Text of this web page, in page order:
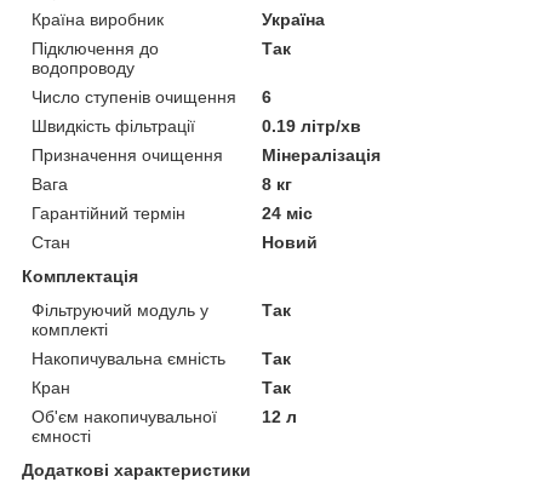
Країна виробник
Україна
Підключення до
водопроводу
Так
Число ступенів очищення
6
Швидкість фільтрації
0.19 літр/хв
Призначення очищення
Мінералізація
Вага
8 кг
Гарантійний термін
24 міс
Стан
Новий
Комплектація
Фільтруючий модуль у
комплекті
Так
Накопичувальна ємність
Так
Кран
Так
Об'єм накопичувальної
ємності
12 л
Додаткові характеристики